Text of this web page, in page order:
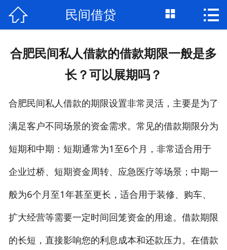
首页
私人借款
个人资金
个人贷款
私人借款
 民间借贷  
合肥民间私人借款的借款期限一般是多
长？可以展期吗？
合肥民间私人借款的期限设置非常灵活，主要是为了
满足客户不同场景的资金需求。常见的借款期限分为
短期和中期：短期通常为1至6个月，非常适合用于
企业过桥、短期资金周转、应急医疗等场景；中期一
般为6个月至1年甚至更长，适合用于装修、购车、
扩大经营等需要一定时间回笼资金的用途。借款期限
的长短，直接影响您的利息成本和还款压力。在借款